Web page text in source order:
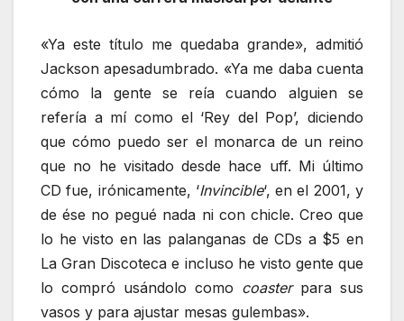
«Ya este título me quedaba grande», admitió
Jackson apesadumbrado. «Ya me daba cuenta
cómo la gente se reía cuando alguien se
refería a mí como el ‘Rey del Pop’, diciendo
que cómo puedo ser el monarca de un reino
que no he visitado desde hace uff. Mi último
CD fue, irónicamente, ‘Invincible‘, en el 2001, y
de ése no pegué nada ni con chicle. Creo que
lo he visto en las palanganas de CDs a $5 en
La Gran Discoteca e incluso he visto gente que
lo compró usándolo como coasterpara sus
vasos y para ajustar mesas gulembas».